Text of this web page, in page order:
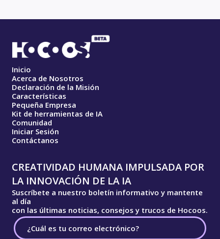
Inicio
Acerca de Nosotros
Declaración de la Misión
Características
Pequeña Empresa
Kit de herramientas de IA
Comunidad
Iniciar Sesión
Contáctanos
CREATIVIDAD HUMANA IMPULSADA POR
LA INNOVACIÓN DE LA IA
Suscríbete a nuestro boletín informativo y mantente
al día
con las últimas noticias, consejos y trucos de Hocoos.